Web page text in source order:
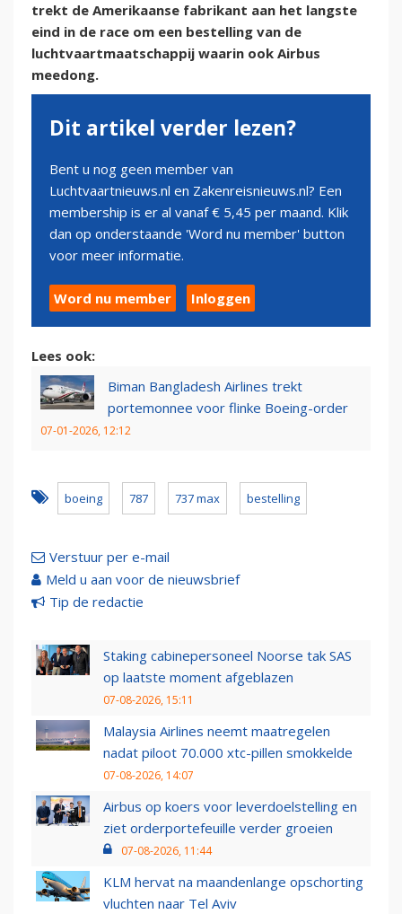
trekt de Amerikaanse fabrikant aan het langste
eind in de race om een bestelling van de
luchtvaartmaatschappij waarin ook Airbus
meedong.
Dit artikel verder lezen?
Bent u nog geen member van
Luchtvaartnieuws.nl en Zakenreisnieuws.nl? Een
membership is er al vanaf € 5,45 per maand. Klik
dan op onderstaande 'Word nu member' button
voor meer informatie.
Word nu member Inloggen
Lees ook:
Biman Bangladesh Airlines trekt
portemonnee voor flinke Boeing-order
07-01-2026, 12:12
boeing 787 737 max bestelling
Verstuur per e-mail
Meld u aan voor de nieuwsbrief
Tip de redactie
Staking cabinepersoneel Noorse tak SAS
op laatste moment afgeblazen
07-08-2026, 15:11
Malaysia Airlines neemt maatregelen
nadat piloot 70.000 xtc-pillen smokkelde
07-08-2026, 14:07
Airbus op koers voor leverdoelstelling en
ziet orderportefeuille verder groeien
07-08-2026, 11:44
KLM hervat na maandenlange opschorting
vluchten naar Tel Aviv